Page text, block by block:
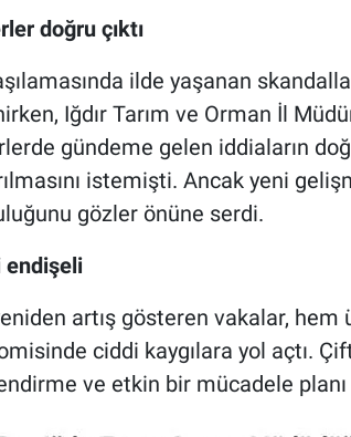
doğru çıktı
ilde yaşanan
Iğdır Tarım ve Orman İl
gündeme gelen iddiaların
istemişti. Ancak yeni
gözler önüne serdi.
endişeli
artış gösteren vakalar,
ciddi kaygılara yol açtı.
ve etkin bir mücadele